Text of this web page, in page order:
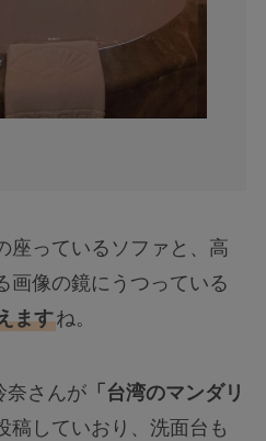
座っているソファと、高
画像の鏡にうつっている
ますね。
奈さんが「台湾のマンダリ
稿していおり、洗面台も